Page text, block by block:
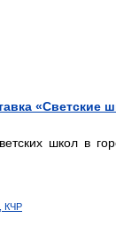
«Светские
школ в
КЧР